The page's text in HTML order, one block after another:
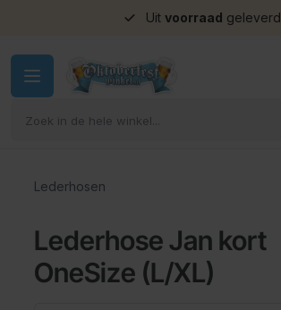
Uit voorraad geleverd
Lederhosen
Lederhose Jan kort
OneSize (L/XL)